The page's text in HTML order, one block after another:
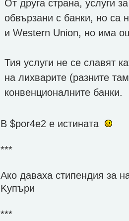
От друга страна, услуги
обвързани с банки, но са
и Western Union, но има
Тия услуги не се славят
на лихварите (разните
конвенционалните банки.
В $por4e2 e истината
***
Aко даваха стипендия за
Kупъри
***